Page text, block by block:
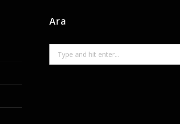
Ara
for: